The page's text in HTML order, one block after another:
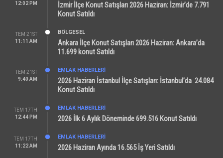
12:02 PM
İzmir İlçe Konut Satışları 2026 Haziran: İzmir’de 7.791
Konut Satıldı
TEM 21ST
11:11 AM
BÖLGESEL
Ankara İlçe Konut Satışları 2026 Haziran: Ankara’da
11.699 konut Satıldı
TEM 21ST
9:40 AM
EMLAK HABERLERI
2026 Haziran İstanbul İlçe Satışları: İstanbul’da 24.084
Konut Satıldı
TEM 17TH
12:44 PM
EMLAK HABERLERI
2026 İlk 6 Aylık Döneminde 699.516 Konut Satıldı
TEM 17TH
11:22 AM
EMLAK HABERLERI
2026 Haziran Ayında 16.565 İş Yeri Satıldı